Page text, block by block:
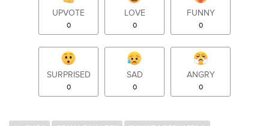
UPVOTE
0
LOVE
0
FUNNY
0
SURPRISED
0
SAD
0
ANGRY
0